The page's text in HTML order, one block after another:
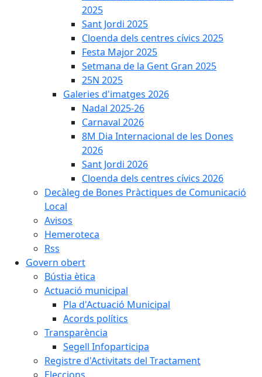
2025
Sant Jordi 2025
Cloenda dels centres cívics 2025
Festa Major 2025
Setmana de la Gent Gran 2025
25N 2025
Galeries d'imatges 2026
Nadal 2025-26
Carnaval 2026
8M Dia Internacional de les Dones
2026
Sant Jordi 2026
Cloenda dels centres cívics 2026
Decàleg de Bones Pràctiques de Comunicació
Local
Avisos
Hemeroteca
Rss
Govern obert
Bústia ètica
Actuació municipal
Pla d'Actuació Municipal
Acords polítics
Transparència
Segell Infoparticipa
Registre d'Activitats del Tractament